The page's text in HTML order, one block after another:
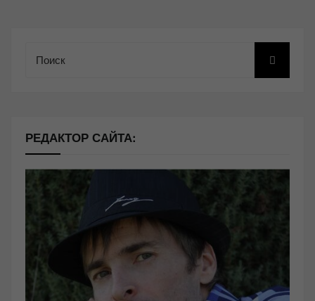
РЕДАКТОР САЙТА: